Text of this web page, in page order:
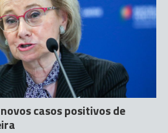
casos positivos de